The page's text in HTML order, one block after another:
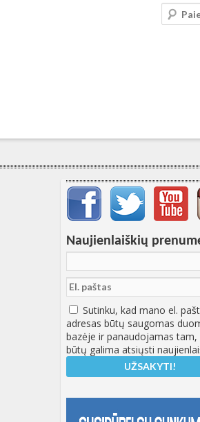
Paieška
Svarbių įrašų meniu
Naujienlaiškių
Sutinku, kad mano el.
adresas būtų saugomas
bazėje ir panaudojamas tam,
būtų galima atsiųsti